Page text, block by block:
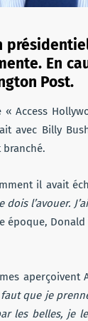
En
Post.
« Access
avec Billy
il avait
l’avouer.
époque,
que je
les belles, je